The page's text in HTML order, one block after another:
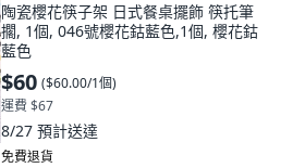
陶瓷櫻花筷子架 日式餐桌擺飾 筷托筆
擱, 1個, 046號櫻花鈷藍色,1個, 櫻花鈷
藍色
$60 ($60.00/1個)
運費 $67
8/27 預計送達
免費退貨